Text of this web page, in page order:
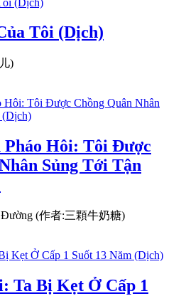
Tôi (Dịch)
)
Pháo Hôi: Tôi Được
Sủng Tới Tận
Đường (作者:三顆牛奶糖)
Ta Bị Kẹt Ở Cấp 1